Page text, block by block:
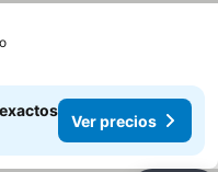
Ver precios
Ver precios